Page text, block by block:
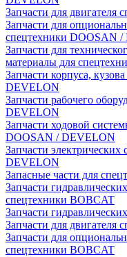
Запчасти для
Запчасти для
спецтехники DOOSAN
Запчасти для
материалы для
Запчасти корпуса,
DEVELON
Запчасти рабочего
DEVELON
Запчасти ходовой
DOOSAN / DEVELON
Запчасти
DEVELON
Запасные части для
Запчасти
спецтехники BOBCAT
Запчасти
Запчасти для двигателя
Запчасти для
спецтехники BOBCAT